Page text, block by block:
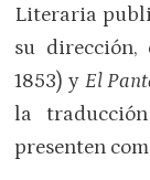
Literaria
su dirección,
1853) y El
la
presenten